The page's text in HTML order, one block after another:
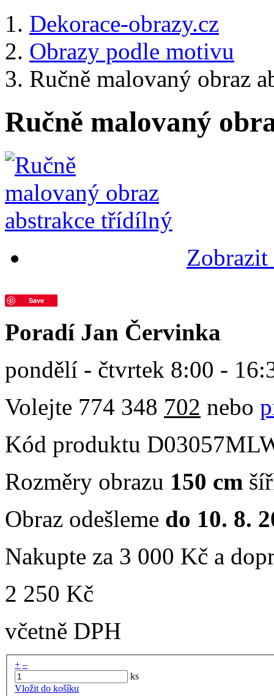
Dekorace-obrazy.cz
Obrazy podle motivu
Ručně malovaný obraz
Ručně malovaný
Save
Poradí Jan Červinka
pondělí - čtvrtek 8:00 -
Volejte 774 348 702 nebo
Kód produktu
Rozměry obrazu 150 cm
Obraz odešleme do 10. 8.
Nakupte za 3 000 Kč a
2 250 Kč
včetně DPH
+ –
ks
Vložit do košíku